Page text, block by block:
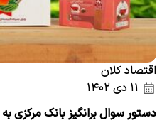
اقتصاد کلان
دستور سوال‌‌ برانگیز بانک مرکزی